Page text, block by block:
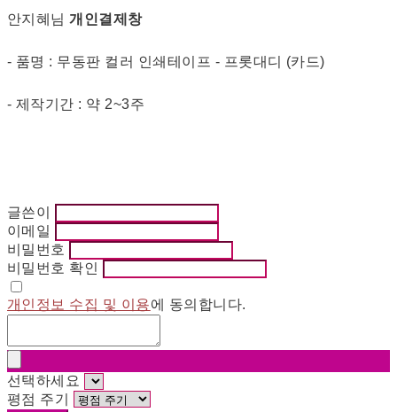
안지혜님개인결제창
- 품명 : 무동판 컬러 인쇄테이프 - 프롯대디 (카드)
- 제작기간 : 약 2~3주
글쓴이
이메일
비밀번호
비밀번호 확인
개인정보 수집 및 이용에 동의합니다.
선택하세요
평점 주기